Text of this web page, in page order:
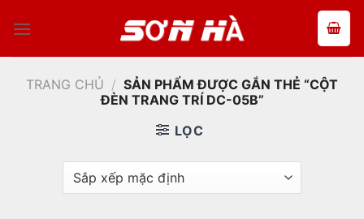
qua
TRANG CHỦ / SẢN PHẨM ĐƯỢC GẮN THẺ “CỘT
ĐÈN TRANG TRÍ DC-05B”
LỌC